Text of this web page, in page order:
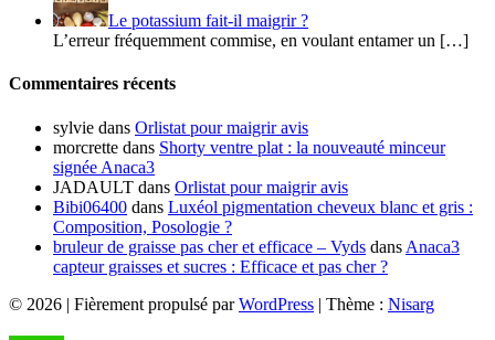
Le potassium fait-il maigrir ?
L’erreur fréquemment commise, en voulant entamer un […]
Commentaires récents
sylvie dans Orlistat pour maigrir avis
morcrette dans Shorty ventre plat : la nouveauté minceur
signée Anaca3
JADAULT dans Orlistat pour maigrir avis
Bibi06400 dans Luxéol pigmentation cheveux blanc et gris :
Composition, Posologie ?
bruleur de graisse pas cher et efficace – Vyds dans Anaca3
capteur graisses et sucres : Efficace et pas cher ?
© 2026 | Fièrement propulsé parWordPress | Thème : Nisarg